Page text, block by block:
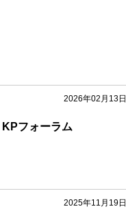
2026年02月13日
フォーラム
2025年11月19日